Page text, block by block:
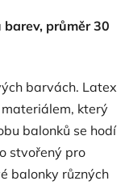
průměr 30
barvách. Latex
který
balonků se hodí
stvořený pro
balonky různých